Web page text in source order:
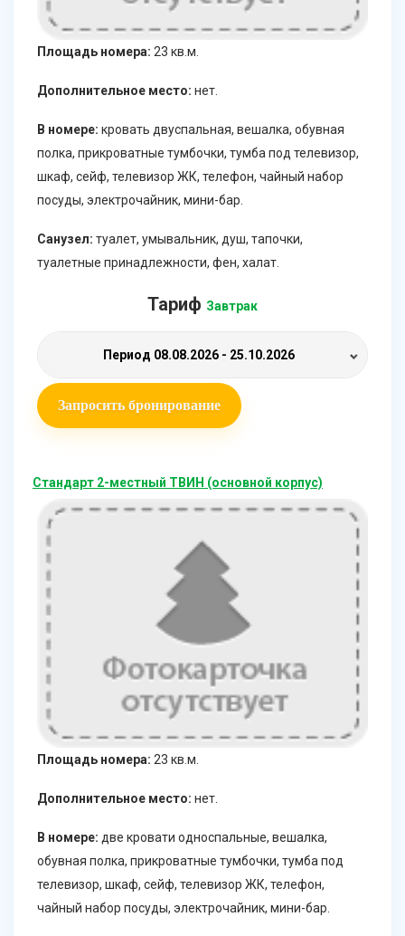
Площадь номера: 23 кв.м.
Дополнительное место: нет.
В номере: кровать двуспальная, вешалка, обувная
полка, прикроватные тумбочки, тумба под телевизор,
шкаф, сейф, телевизор ЖК, телефон, чайный набор
посуды, электрочайник, мини-бар.
Санузел: туалет, умывальник, душ, тапочки,
туалетные принадлежности, фен, халат.
Тариф Завтрак
Период 08.08.2026 - 25.10.2026
Запросить бронирование
Стандарт 2-местный ТВИН (основной корпус)
Площадь номера: 23 кв.м.
Дополнительное место: нет.
В номере: две кровати односпальные, вешалка,
обувная полка, прикроватные тумбочки, тумба под
телевизор, шкаф, сейф, телевизор ЖК, телефон,
чайный набор посуды, электрочайник, мини-бар.